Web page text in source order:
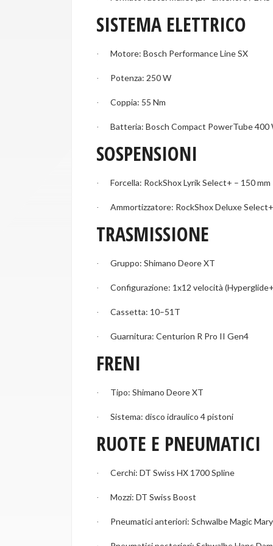
SISTEMA ELETTRICO
· Motore: Bosch Performance Line SX
· Potenza: 250 W
· Coppia: 55 Nm
· Batteria: Bosch Compact PowerTube 400
SOSPENSIONI
· Forcella: RockShox Lyrik Select+ – 150 mm
· Ammortizzatore: RockShox Deluxe
TRASMISSIONE
· Gruppo: Shimano Deore XT
· Configurazione: 1x12 velocità
· Cassetta: 10–51T
· Guarnitura: Centurion R Pro II Gen4
FRENI
· Tipo: Shimano Deore XT
· Sistema: disco idraulico 4 pistoni
RUOTE E PNEUMATICI
· Cerchi: DT Swiss HX 1700 Spline
· Mozzi: DT Swiss Boost
· Pneumatici anteriori: Schwalbe Magic